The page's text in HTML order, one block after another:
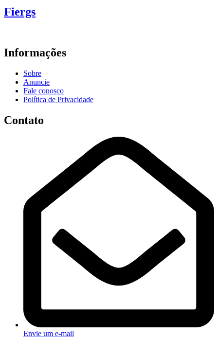
Fiergs
Informações
Sobre
Anuncie
Fale conosco
Política de Privacidade
Contato
Envie um e-mail